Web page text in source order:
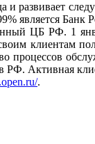
развивает
является Банк
ЦБ РФ. 1
клиентам
процессов
РФ. Активная
.